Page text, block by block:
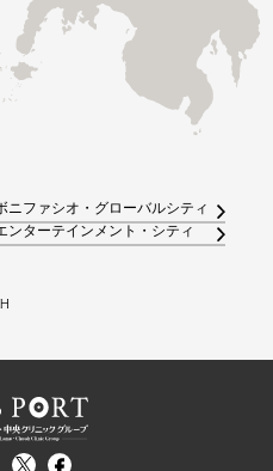
ニファシオ・グローバルシティ
ンターテインメント・シティ